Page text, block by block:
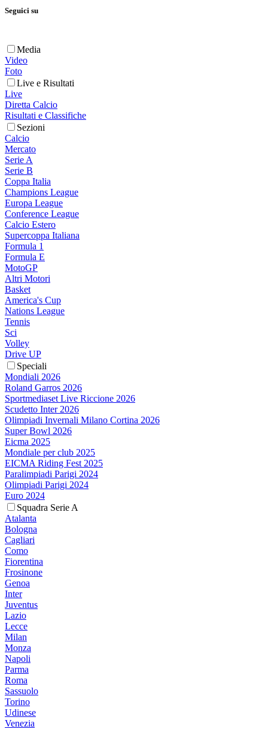
Seguici su
Media
Video
Foto
Live e Risultati
Live
Diretta Calcio
Risultati e Classifiche
Sezioni
Calcio
Mercato
Serie A
Serie B
Coppa Italia
Champions League
Europa League
Conference League
Calcio Estero
Supercoppa Italiana
Formula 1
Formula E
MotoGP
Altri Motori
Basket
America's Cup
Nations League
Tennis
Sci
Volley
Drive UP
Speciali
Mondiali 2026
Roland Garros 2026
Sportmediaset Live Riccione 2026
Scudetto Inter 2026
Olimpiadi Invernali Milano Cortina 2026
Super Bowl 2026
Eicma 2025
Mondiale per club 2025
EICMA Riding Fest 2025
Paralimpiadi Parigi 2024
Olimpiadi Parigi 2024
Euro 2024
Squadra Serie A
Atalanta
Bologna
Cagliari
Como
Fiorentina
Frosinone
Genoa
Inter
Juventus
Lazio
Lecce
Milan
Monza
Napoli
Parma
Roma
Sassuolo
Torino
Udinese
Venezia